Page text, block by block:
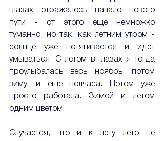
глазах отражалось начало нового
пути - от этого еще немножко
туманно, но так, как летним утром -
солнце уже потягивается и идет
умываться. С летом в глазах я тогда
проулыбалась весь ноябрь, потом
зиму, и еще полчаса. Потом уже
просто работала. Зимой и летом
одним цветом.
Случается, что и к лету лето не